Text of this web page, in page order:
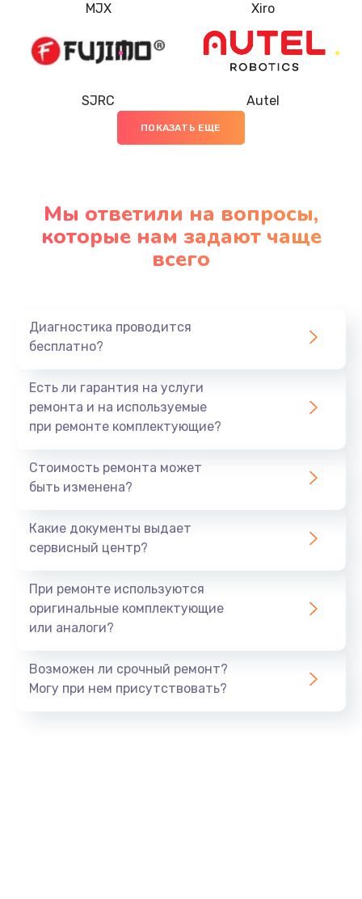
MJX Xiro
SJRC Autel
ПОКАЗАТЬ ЕЩЕ
Мы ответили на вопросы,
которые нам задают чаще
всего
Диагностика проводится
бесплатно?
Есть ли гарантия на услуги
ремонта и на используемые
при ремонте комплектующие?
Стоимость ремонта может
быть изменена?
Какие документы выдает
сервисный центр?
При ремонте используются
оригинальные комплектующие
или аналоги?
Возможен ли срочный ремонт?
Могу при нем присутствовать?